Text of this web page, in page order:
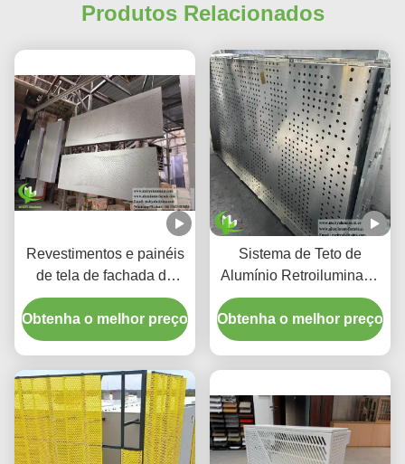
Produtos Relacionados
Revestimentos e painéis
de tela de fachada de
alumínio perfurado com
gradiente personalizado
Obtenha o melhor preço
Sistema de Teto de
Alumínio Retroiluminado
Perfurado Personalizado
com Compartimento
Integrado para LED e
Obtenha o melhor preço